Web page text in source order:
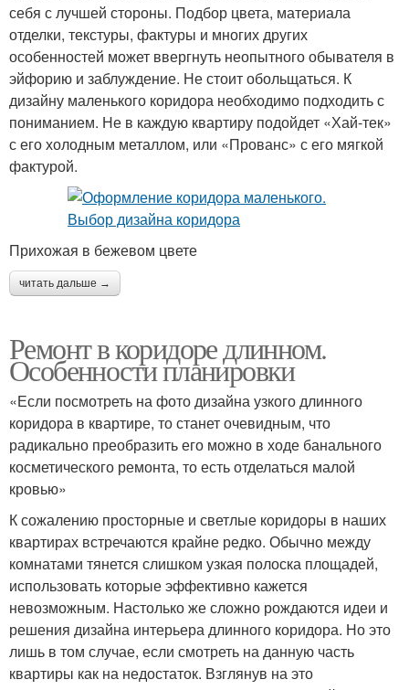
себя с лучшей стороны. Подбор цвета, материала
отделки, текстуры, фактуры и многих других
особенностей может ввергнуть неопытного обывателя в
эйфорию и заблуждение. Не стоит обольщаться. К
дизайну маленького коридора необходимо подходить с
пониманием. Не в каждую квартиру подойдет «Хай-тек»
с его холодным металлом, или «Прованс» с его мягкой
фактурой.
Прихожая в бежевом цвете
читать дальше →
Ремонт в коридоре длинном.
Особенности планировки
«Если посмотреть на фото дизайна узкого длинного
коридора в квартире, то станет очевидным, что
радикально преобразить его можно в ходе банального
косметического ремонта, то есть отделаться малой
кровью»
К сожалению просторные и светлые коридоры в наших
квартирах встречаются крайне редко. Обычно между
комнатами тянется слишком узкая полоска площадей,
использовать которые эффективно кажется
невозможным. Настолько же сложно рождаются идеи и
решения дизайна интерьера длинного коридора. Но это
лишь в том случае, если смотреть на данную часть
квартиры как на недостаток. Взглянув на это